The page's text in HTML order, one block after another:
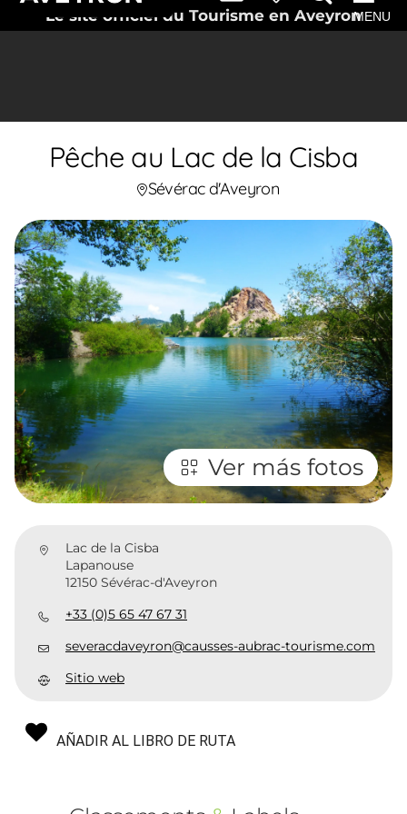
Le site officiel du Tourisme en AveyronMENU
Pêche au Lac de la Cisba
Sévérac d'Aveyron
Ver más fotos
Lac de la Cisba
Lapanouse
12150 Sévérac-d'Aveyron
+33 (0)5 65 47 67 31
severacdaveyron@causses-aubrac-tourisme.com
Sitio web
AÑADIR AL LIBRO DE RUTA